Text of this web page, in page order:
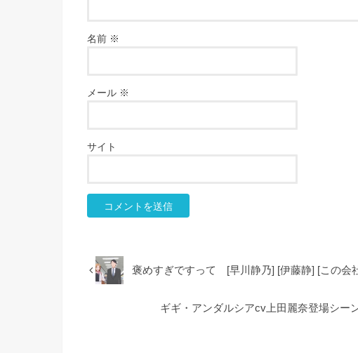
名前 ※
メール ※
サイト
褒めすぎですって [早川静乃] [伊藤静] [この会
ギギ・アンダルシアcv上田麗奈登場シー